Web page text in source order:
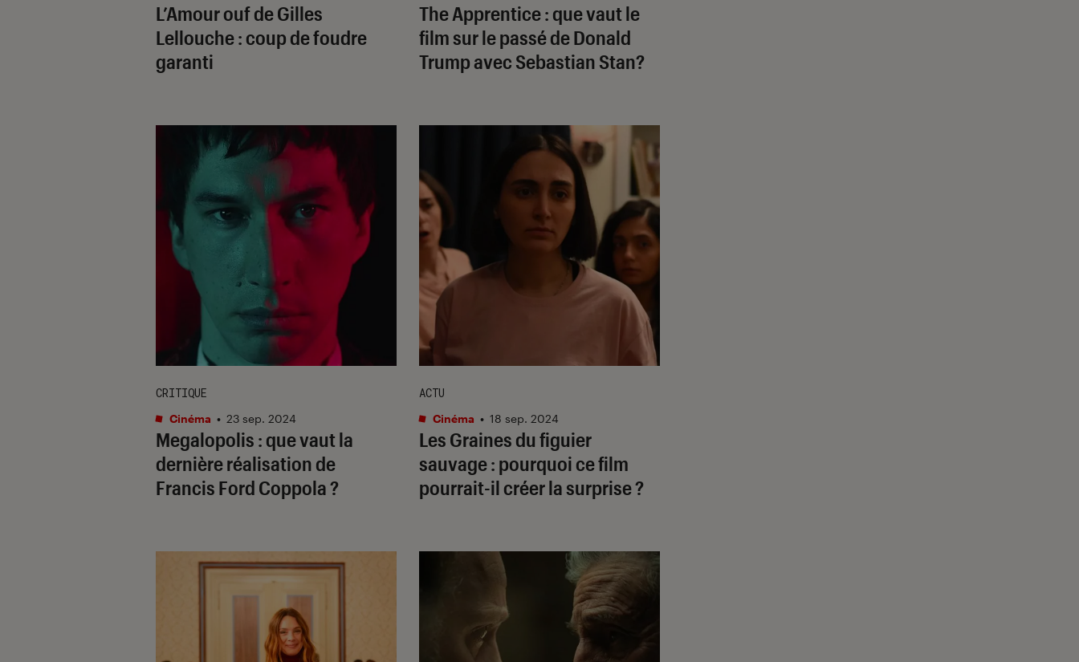
L’Amour oufde Gilles
Lellouche : coup de foudre
garanti
The Apprentice: que vaut le
film sur le passé de Donald
Trump avec Sebastian Stan?
Megalopolis : que vaut la
dernière réalisation de
Francis Ford Coppola ?
CRITIQUE
Cinéma • 23 sep. 2024
Les Graines du figuier
sauvage: pourquoi ce film
pourrait-il créer la surprise ?
ACTU
Cinéma • 18 sep. 2024